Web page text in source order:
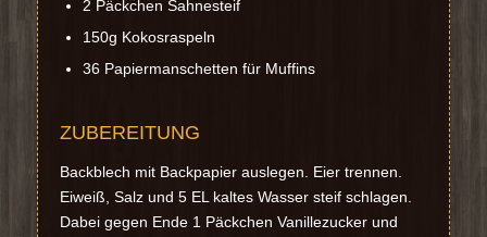
2 Päckchen Sahnesteif
150g Kokosraspeln
36 Papiermanschetten für Muffins
ZUBEREITUNG
Backblech mit Backpapier auslegen. Eier trennen.
Eiweiß, Salz und 5 EL kaltes Wasser steif schlagen.
Dabei gegen Ende 1 Päckchen Vanillezucker und